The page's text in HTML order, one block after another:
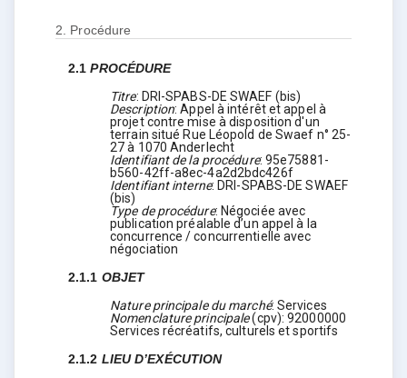
2. Procédure
2.1PROCÉDURE
Titre: DRI-SPABS-DE SWAEF (bis)
Description:Appel à intérêt et appel à
projet contre mise à disposition d'un
terrain situé Rue Léopold de Swaef n° 25-
27 à 1070 Anderlecht
Identifiant de la procédure: 95e75881-
b560-42ff-a8ec-4a2d2bdc426f
Identifiant interne:DRI-SPABS-DE SWAEF
(bis)
Type de procédure: Négociée avec
publication préalable d’un appel à la
concurrence / concurrentielle avec
négociation
2.1.1 OBJET
Nature principale du marché: Services
Nomenclature principale(cpv):92000000
Services récréatifs, culturels et sportifs
2.1.2 LIEU D’EXÉCUTION